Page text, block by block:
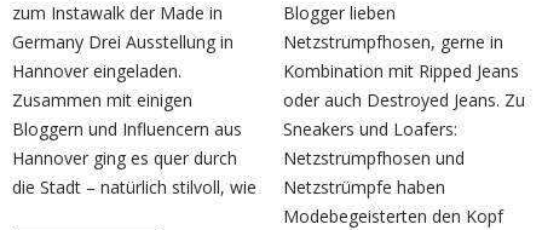
zum Instawalk der Made in
Germany Drei Ausstellung in
Hannover eingeladen.
Zusammen mit einigen
Bloggern und Influencern aus
Hannover ging es quer durch
die Stadt – natürlich stilvoll, wie
Blogger lieben
Netzstrumpfhosen, gerne in
Kombination mit Ripped Jeans
oder auch Destroyed Jeans. Zu
Sneakers und Loafers:
Netzstrumpfhosen und
Netzstrümpfe haben
Modebegeisterten den Kopf